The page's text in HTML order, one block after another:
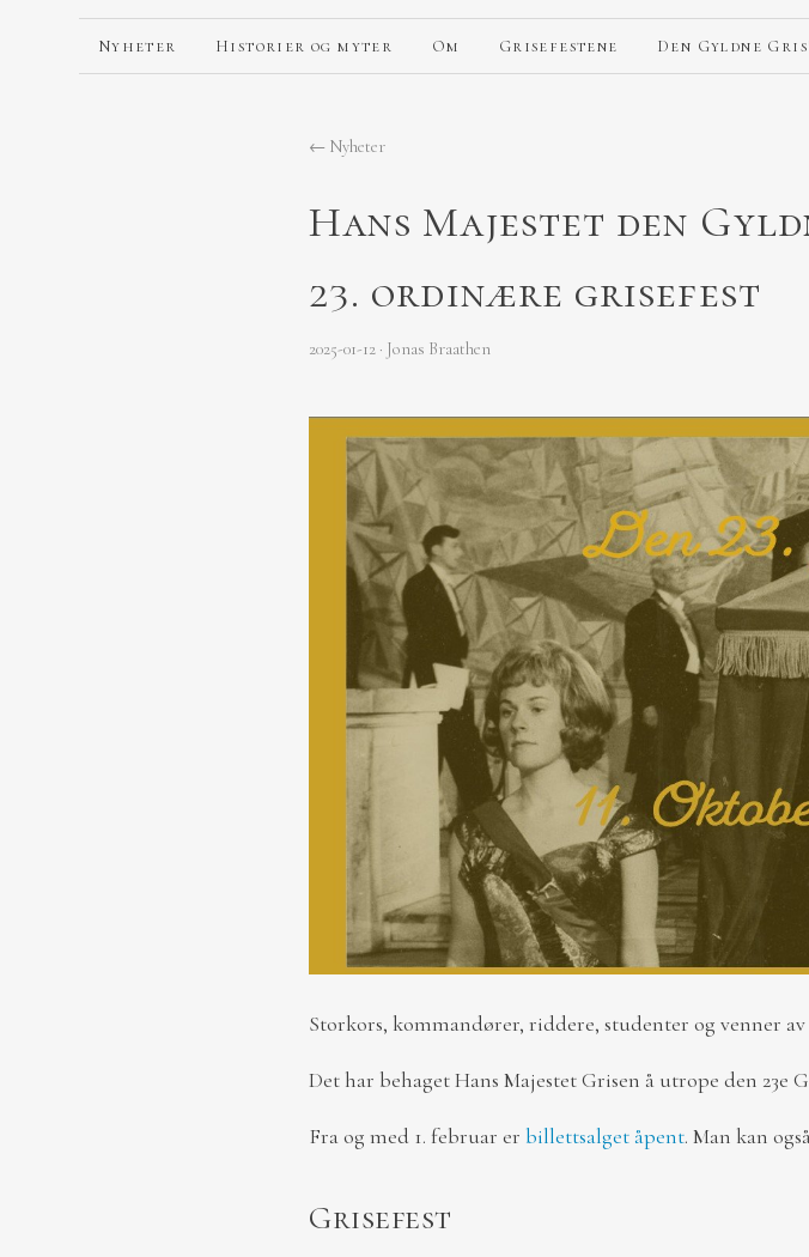
Nyheter Historier og myter Om Grisefestene Den Gyldne
← Nyheter
Hans Majestet den
23. ordinære grisefest
2025-01-12 · Jonas Braathen
Storkors, kommandører, riddere, studenter og venner
Det har behaget Hans Majestet Grisen å utrope den 23e
Fra og med 1. februar er billettsalget åpent. Man kan
Grisefest